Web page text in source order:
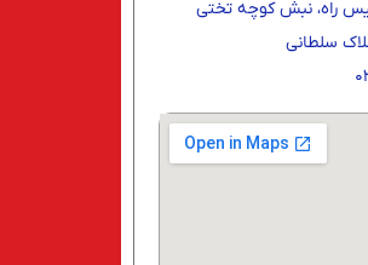
راه، نبش کوچه تختی
سلطانی